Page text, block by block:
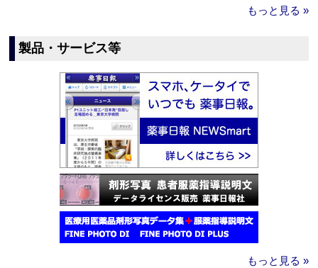
もっと見る »
製品・サービス等
もっと見る »